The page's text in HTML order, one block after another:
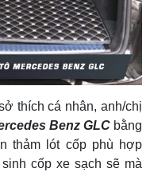
thích cá nhân, anh/chị
Benz GLCbằng
thảm lót cốp phù hợp
cốp xe sạch sẽ mà